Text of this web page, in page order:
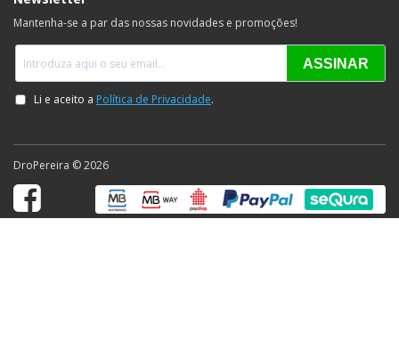
Mantenha-se a par das nossas novidades e promoções!
DroPereira © 2026